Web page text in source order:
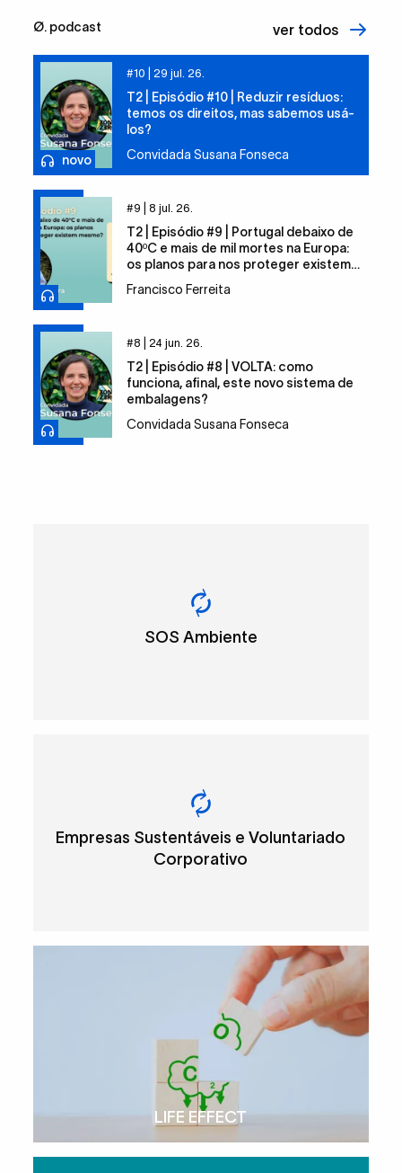
Ø. podcast ver todos
novo
#10 | 29 jul. 26.
T2 | Episódio #10 | Reduzir resíduos:
temos os direitos, mas sabemos usá-
los?
Convidada Susana Fonseca
#9 | 8 jul. 26.
T2 | Episódio #9 | Portugal debaixo de
40ºC e mais de mil mortes na Europa:
os planos para nos proteger existem
Francisco Ferreita
#8 | 24 jun. 26.
T2 | Episódio #8 | VOLTA: como
funciona, afinal, este novo sistema de
embalagens?
Convidada Susana Fonseca
SOS Ambiente
Empresas Sustentáveis e Voluntariado
Corporativo
LIFE EFFECT